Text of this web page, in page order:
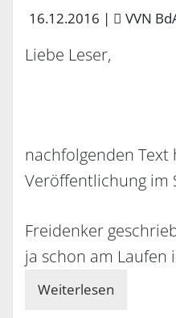
16.12.2016 | VVN
Liebe Leser,
nachfolgenden Text
Veröffentlichung im
Freidenker
ja schon am Laufen
Weiterlesen